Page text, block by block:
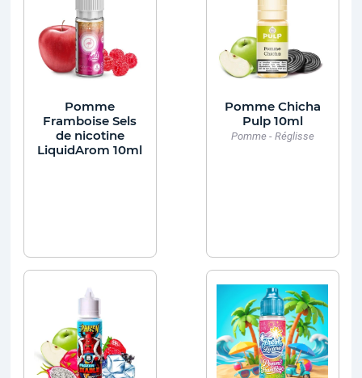
Pomme
Framboise Sels
de nicotine
LiquidArom 10ml
Pomme Chicha
Pulp 10ml
Pomme - Réglisse